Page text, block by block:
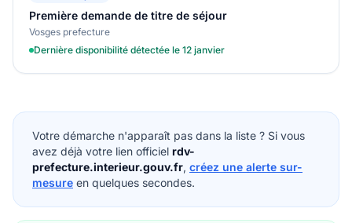
Première demande de titre de séjour
Vosges prefecture
Dernière disponibilité détectée le 12 janvier
Votre démarche n'apparaît pas dans la liste ? Si vous
avez déjà votre lien officiel rdv-
prefecture.interieur.gouv.fr, créez une alerte sur-
mesure en quelques secondes.